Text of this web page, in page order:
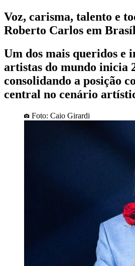
Voz, carisma, talento e
Roberto Carlos em
Um dos mais queridos e
artistas do mundo inicia
consolidando a posição
central no cenário
Foto: Caio Girardi